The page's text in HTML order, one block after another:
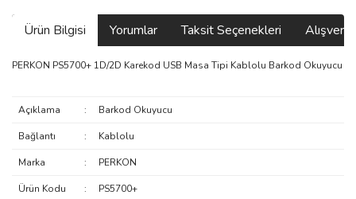
Ürün Bilgisi Yorumlar Taksit Seçenekleri
PERKON PS5700+ 1D/2D Karekod USB Masa Tipi Kablolu Barkod Okuyucu
Açıklama : Barkod Okuyucu
Bağlantı : Kablolu
Marka : PERKON
Ürün Kodu : PS5700+